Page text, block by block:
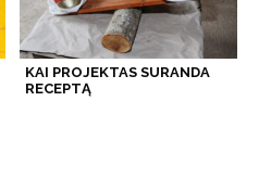
KAI PROJEKTAS SURANDA
RECEPTĄ